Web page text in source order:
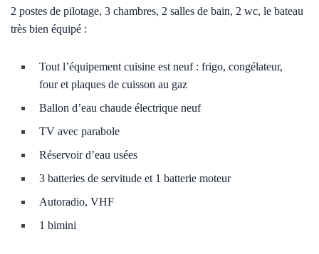
2 postes de pilotage, 3 chambres, 2 salles de bain, 2 wc, le bateau
très bien équipé :
Tout l’équipement cuisine est neuf : frigo, congélateur,
four et plaques de cuisson au gaz
Ballon d’eau chaude électrique neuf
TV avec parabole
Réservoir d’eau usées
3 batteries de servitude et 1 batterie moteur
Autoradio, VHF
1 bimini